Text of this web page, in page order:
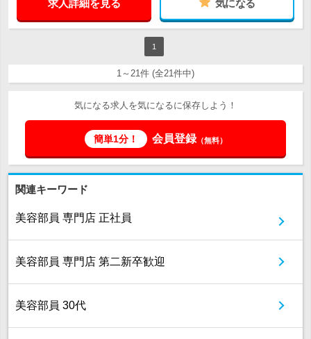
求人詳細を見る 気になる
1
1～21件 (全21件中)
気になる求人を気になるに保存しよう！
簡単1分！ 会員登録（無料）
関連キーワード
美容部員 専門店 正社員
美容部員 専門店 第二新卒歓迎
美容部員 30代